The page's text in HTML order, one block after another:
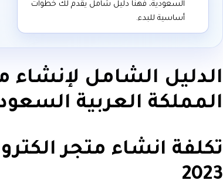
السعودية، فهنا دليل شامل يقدم لك خطوات
أساسية للبدء.
الدليل الشامل لإنشاء
المملكة العربية
تكلفة انشاء متجر
2023